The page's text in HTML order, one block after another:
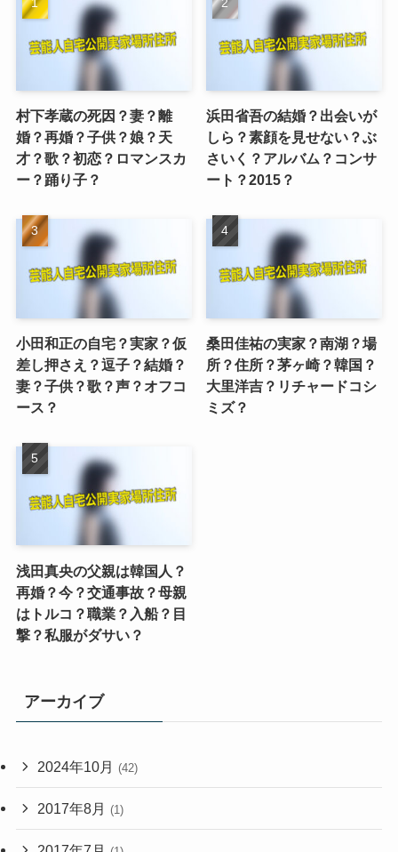
村下孝蔵の死因？妻？離
婚？再婚？子供？娘？天
才？歌？初恋？ロマンスカ
ー？踊り子？
浜田省吾の結婚？出会いが
しら？素顔を見せない？ぶ
さいく？アルバム？コンサ
ート？2015？
小田和正の自宅？実家？仮
差し押さえ？逗子？結婚？
妻？子供？歌？声？オフコ
ース？
桑田佳祐の実家？南湖？場
所？住所？茅ヶ崎？韓国？
大里洋吉？リチャードコシ
ミズ？
浅田真央の父親は韓国人？
再婚？今？交通事故？母親
はトルコ？職業？入船？目
撃？私服がダサい？
アーカイブ
2024年10月 (42)
2017年8月 (1)